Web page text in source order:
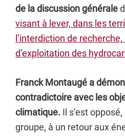
de la discussion générale
visant à lever, dans les
l’interdiction de
d’exploitation des
Franck Montaugé a
contradictoire avec les
climatique. Il s’est
groupe, à un retour aux